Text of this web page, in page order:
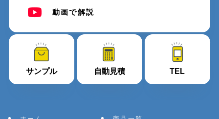
動画で解説
サンプル 自動見積 TEL